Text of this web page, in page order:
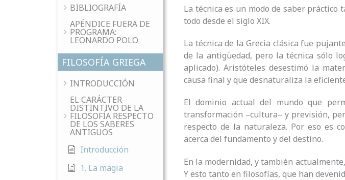
BIBLIOGRAFÍA
APÉNDICE FUERA DE
PROGRAMA:
LEONARDO POLO
FILOSOFÍA GRIEGA
INTRODUCCIÓN
EL CARÁCTER
DISTINTIVO DE LA
FILOSOFÍA RESPECTO
DE LOS SABERES
ANTIGUOS
Introducción
1. La magia
La técnica es un modo de saber
todo desde el siglo XIX.
La técnica de la Grecia clásica fue
de la antigüedad, pero la técnica sólo
aplicado). Aristóteles desestimó la
causa final y que desnaturaliza la
El dominio actual del mundo que
transformación –cultura– y previsión,
respecto de la naturaleza. Por eso es
acerca del fundamento y del destino.
En la modernidad, y también
Y esto tanto en filosofías, que han